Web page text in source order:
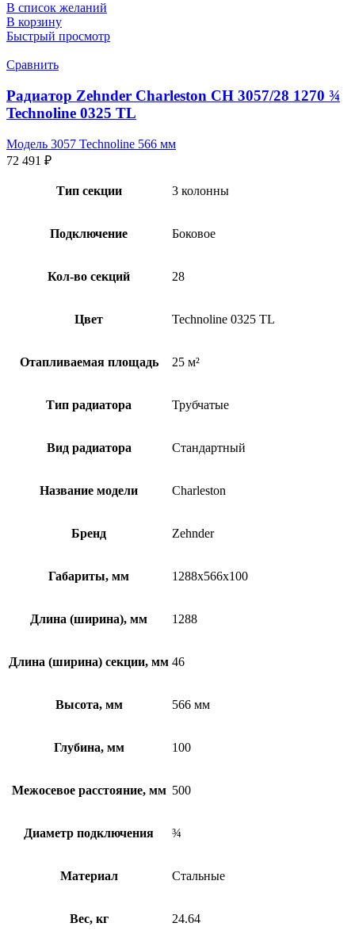
В список желаний
В корзину
Быстрый просмотр
Сравнить
Радиатор Zehnder Charleston CH 3057/28 1270 ¾
Technoline 0325 TL
Модель 3057 Technoline 566 мм
72 491 ₽
Тип секции 3 колонны
Подключение Боковое
Кол-во секций 28
Цвет Technoline 0325 TL
Отапливаемая площадь 25 м²
Тип радиатора Трубчатые
Вид радиатора Стандартный
Название модели Charleston
Бренд Zehnder
Габариты, мм 1288x566x100
Длина (ширина), мм 1288
Длина (ширина) секции, мм 46
Высота, мм 566 мм
Глубина, мм 100
Межосевое расстояние, мм 500
Диаметр подключения ¾
Материал Стальные
Вес, кг 24.64